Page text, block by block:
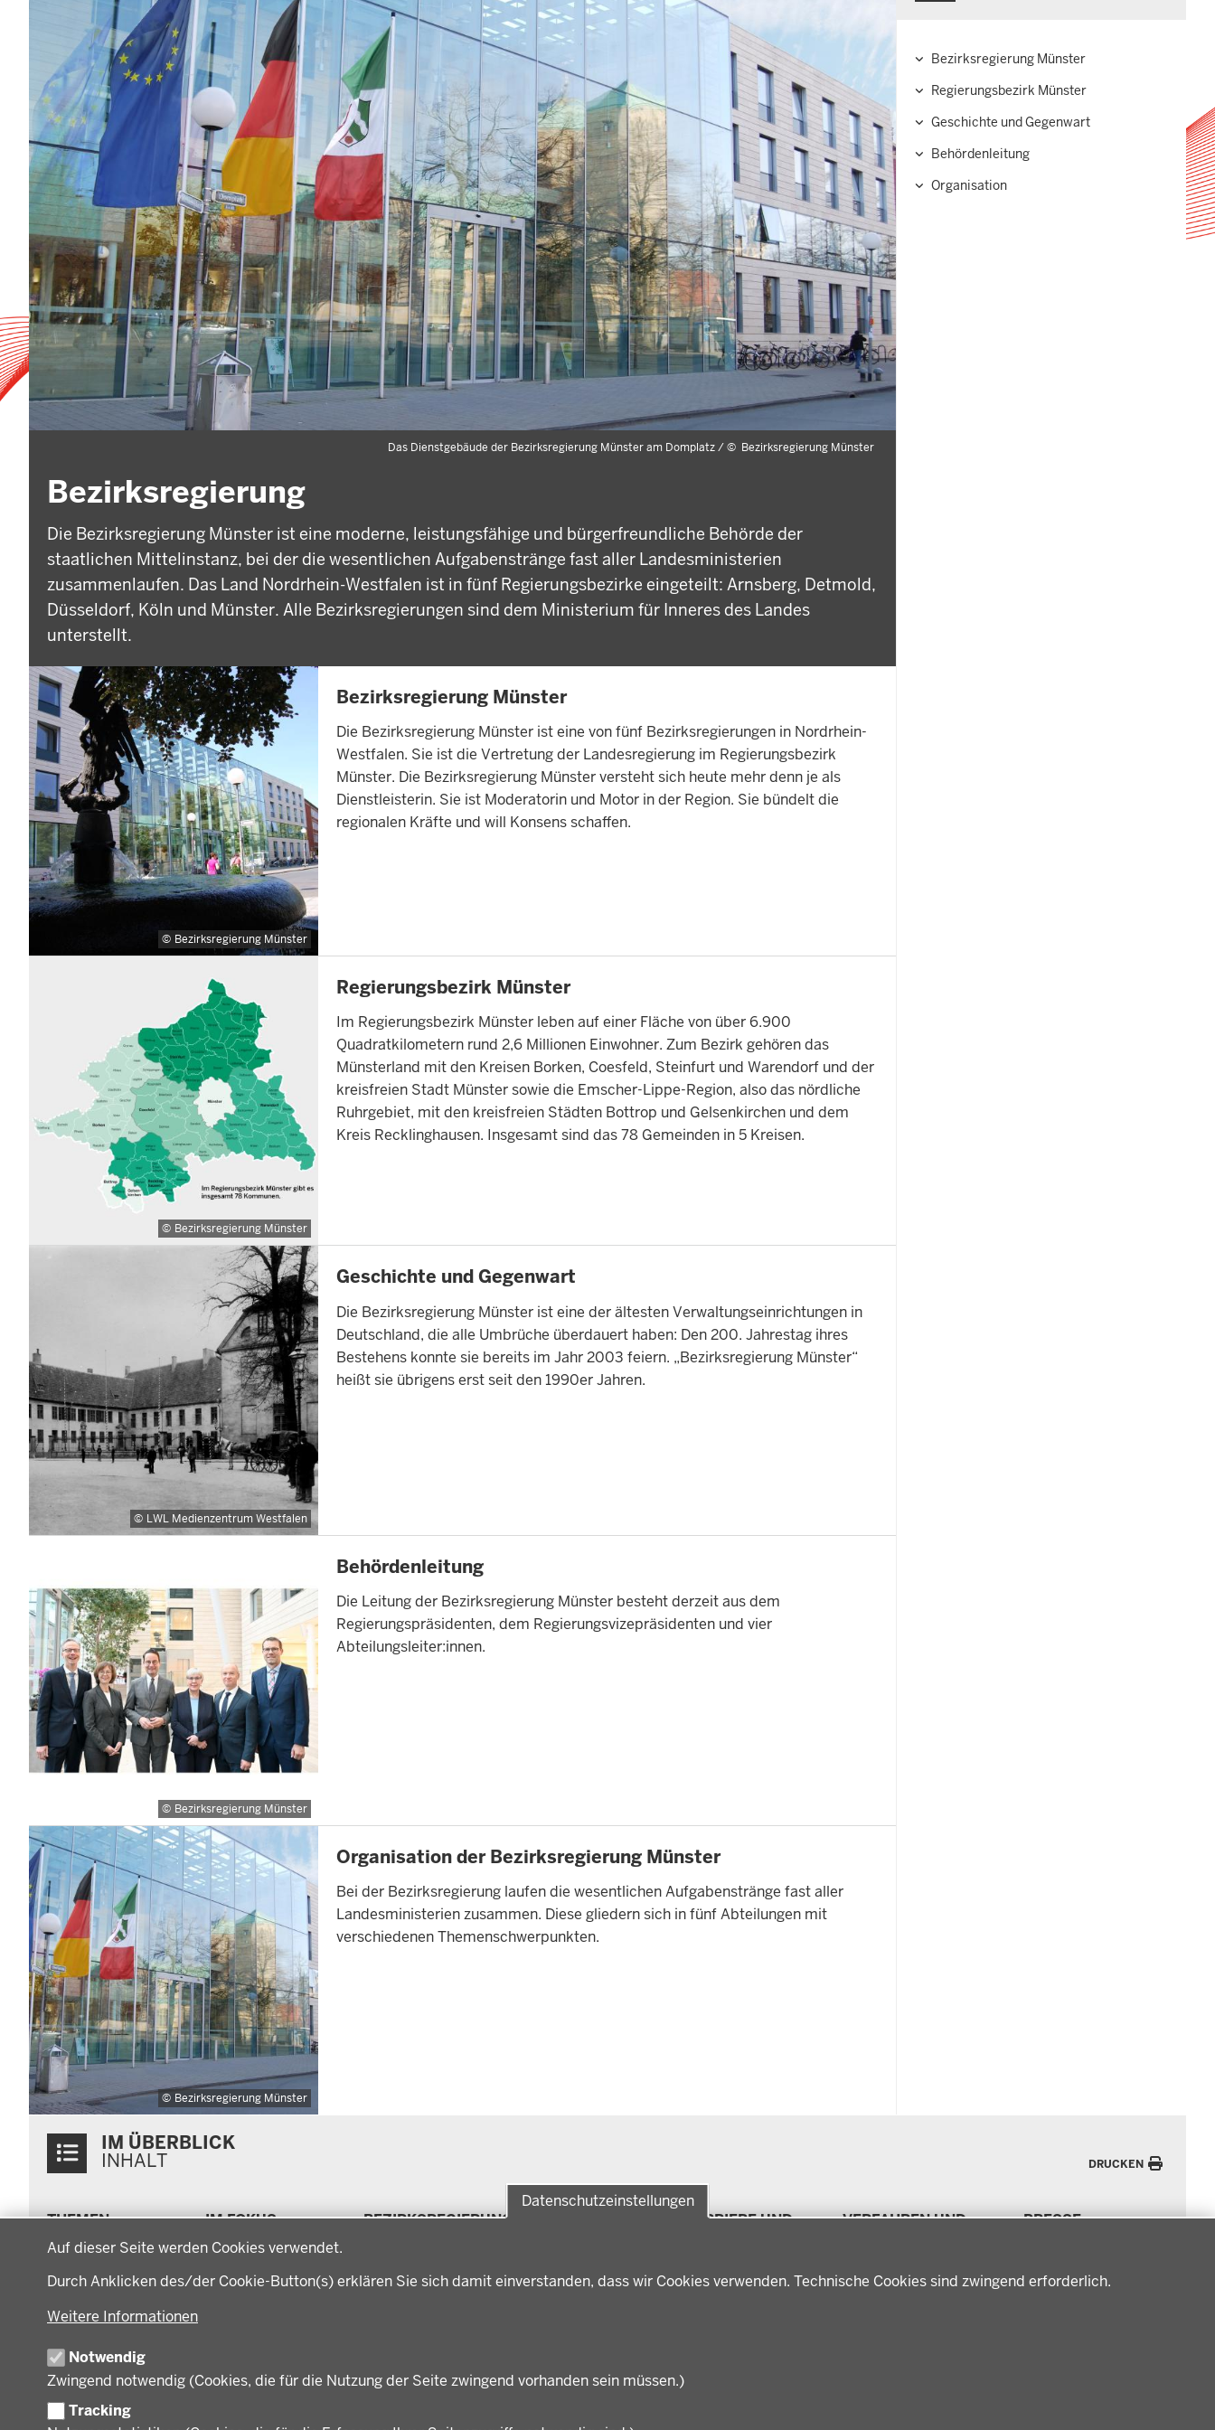
Datenschutzeinstellungen
Auf dieser Seite werden Cookies verwendet.
Durch Anklicken des/der Cookie-Button(s) erklären Sie sich damit einverstanden, dass wir Cookies verwenden. Technische Cookies sind zwingend erforderlich.
Weitere Informationen
Notwendig
Zwingend notwendig (Cookies, die für die Nutzung der Seite zwingend vorhanden sein müssen.)
Tracking
Das Dienstgebäude der Bezirksregierung Münster am Domplatz /© Bezirksregierung Münster
Bezirksregierung
Die Bezirksregierung Münster ist eine moderne, leistungsfähige und bürgerfreundliche Behörde der
staatlichen Mittelinstanz, bei der die wesentlichen Aufgabenstränge fast aller Landesministerien
zusammenlaufen. Das Land Nordrhein-Westfalen ist in fünf Regierungsbezirke eingeteilt: Arnsberg, Detmold,
Düsseldorf, Köln und Münster. Alle Bezirksregierungen sind dem Ministerium für Inneres des Landes
unterstellt.
Bezirksregierung Münster
INHALTSSEITE
Bezirksregierung Münster
Die Bezirksregierung Münster ist eine von fünf Bezirksregierungen in Nordrhein-
Westfalen. Sie ist die Vertretung der Landesregierung im Regierungsbezirk
Münster. Die Bezirksregierung Münster versteht sich heute mehr denn je als
Dienstleisterin. Sie ist Moderatorin und Motor in der Region. Sie bündelt die
regionalen Kräfte und will Konsens schaffen.
Bezirksregierung Münster
INHALTSSEITE
Regierungsbezirk Münster
Im Regierungsbezirk Münster leben auf einer Fläche von über 6.900
Quadratkilometern rund 2,6 Millionen Einwohner. Zum Bezirk gehören das
Münsterland mit den Kreisen Borken, Coesfeld, Steinfurt und Warendorf und der
kreisfreien Stadt Münster sowie die Emscher-Lippe-Region, also das nördliche
Ruhrgebiet, mit den kreisfreien Städten Bottrop und Gelsenkirchen und dem
Kreis Recklinghausen. Insgesamt sind das 78 Gemeinden in 5 Kreisen.
LWL Medienzentrum Westfalen
INHALTSSEITE
Geschichte und Gegenwart
Die Bezirksregierung Münster ist eine der ältesten Verwaltungseinrichtungen in
Deutschland, die alle Umbrüche überdauert haben: Den 200. Jahrestag ihres
Bestehens konnte sie bereits im Jahr 2003 feiern. „Bezirksregierung Münster“
heißt sie übrigens erst seit den 1990er Jahren.
Bezirksregierung Münster
INHALTSSEITE
Behördenleitung
Die Leitung der Bezirksregierung Münster besteht derzeit aus dem
Regierungspräsidenten, dem Regierungsvizepräsidenten und vier
Abteilungsleiter:innen.
Bezirksregierung Münster
INHALTSSEITE
Organisation der Bezirksregierung Münster
Bei der Bezirksregierung laufen die wesentlichen Aufgabenstränge fast aller
Landesministerien zusammen. Diese gliedern sich in fünf Abteilungen mit
verschiedenen Themenschwerpunkten.
Bezirksregierung Münster
Regierungsbezirk Münster
Geschichte und Gegenwart
Behördenleitung
Organisation
Inhalte
IM ÜBERBLICK
INHALT DRUCKEN
in
der
THEMEN
Arbeitsschutz, Ordnung
und Sicherheit
Bauen, Planen und
Bildung, Schule und
Sport
Gesundheit und Soziales
Regionalplanung und
Regionalrat
Umwelt und Natur
Wirtschaft, Kultur und
IM FOKUS
Energiewende AG
Region
BEZIRKSREGIERUNG
Münster
KARRIERE UND
Ausbildung
VERFAHREN UND
Verfahrensübersichten
PRESSE